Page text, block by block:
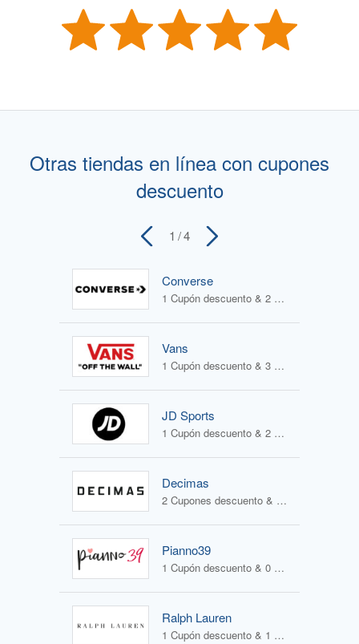
Otras tiendas en línea con cupones
descuento
1 / 4
Converse
1 Cupón descuento & 2 Ofertas
Vans
1 Cupón descuento & 3 Ofertas
JD Sports
1 Cupón descuento & 2 Ofertas
Decimas
2 Cupones descuento & 1 Oferta
Pianno39
1 Cupón descuento & 0 Ofertas
Ralph Lauren
1 Cupón descuento & 1 Oferta